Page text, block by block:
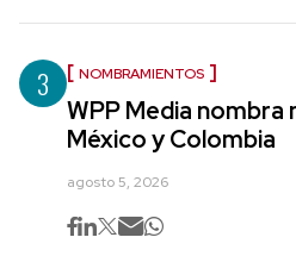
3 NOMBRAMIENTOS
WPP Media nombra
México y Colombia
agosto 5, 2026